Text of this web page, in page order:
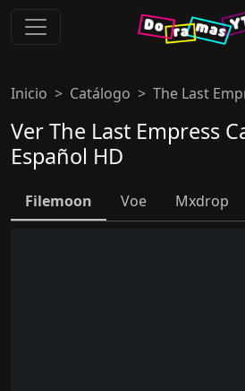
Inicio Catálogo The Last
Ver The Last Empress
Español HD
Filemoon Voe Mxdrop